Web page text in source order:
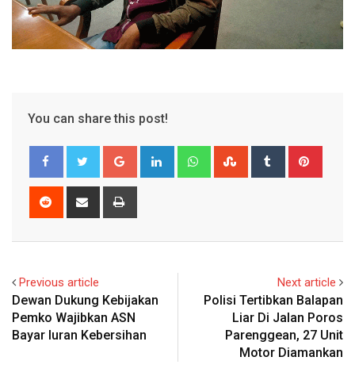
You can share this post!
Google+ LinkedIn WhatsappStumbleUpon
Tumblr
Reddit
Share
Previous article
Dewan Dukung Kebijakan
Pemko Wajibkan ASN
Bayar Iuran Kebersihan
Next article
Polisi Tertibkan Balapan
Liar Di Jalan Poros
Parenggean, 27 Unit
Motor Diamankan